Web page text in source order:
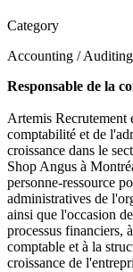
Category
Accounting / Auditing
Responsable de la
Artemis Recrutement
comptabilité et de
croissance dans le
Shop Angus à
personne-ressource
administratives de
ainsi que l'occasion
processus financiers,
comptable et à la
croissance de